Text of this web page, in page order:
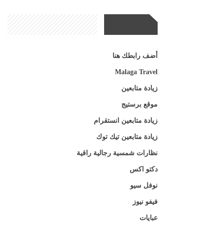
أضف رابطك هنا
Malaga Travel
زيادة متابعين
موقع برستيج
زيادة متابعين انستقرام
زيادة متابعين تيك توك
نظارات شمسية رجالية راقية
دكتو اكس
نوفل سيو
فيفو نيوز
عبايات